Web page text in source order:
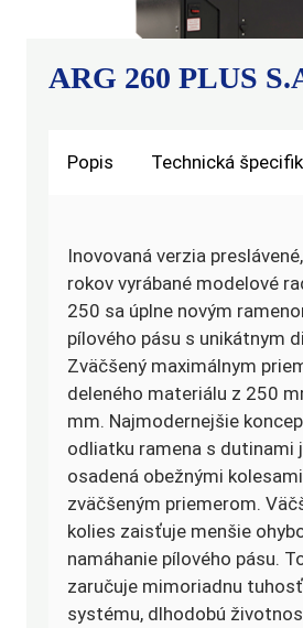
ARG 260 PLUS
Popis Technická
Inovovaná verzia
rokov vyrábané modelové
250 sa úplne novým
pílového pásu s unikátnym
Zväčšený maximálnym
deleného materiálu z 250
mm. Najmodernejšie
odliatku ramena s dutinami
osadená obežnými
zväčšeným priemerom.
kolies zaisťuje menšie
namáhanie pílového pásu.
zaručuje mimoriadnu
systému, dlhodobú